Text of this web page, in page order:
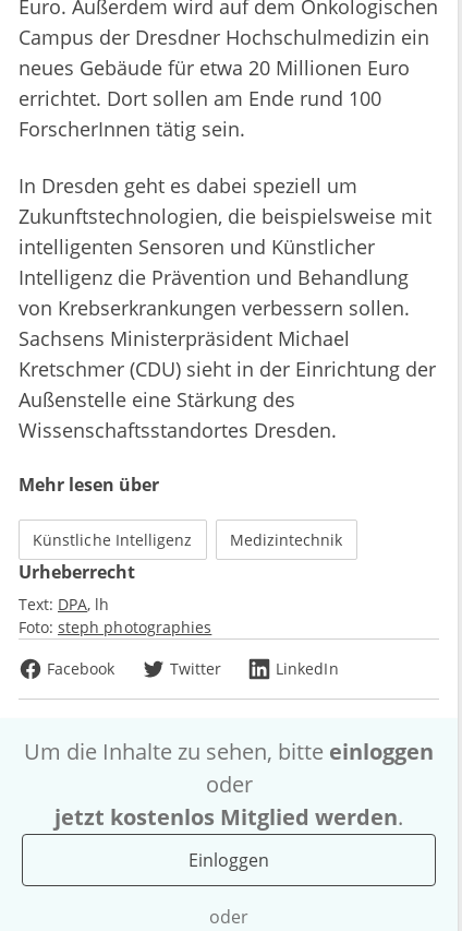
Euro. Außerdem wird auf dem Onkologischen
Campus der Dresdner Hochschulmedizin ein
neues Gebäude für etwa 20 Millionen Euro
errichtet. Dort sollen am Ende rund 100
ForscherInnen tätig sein.
In Dresden geht es dabei speziell um
Zukunftstechnologien, die beispielsweise mit
intelligenten Sensoren und Künstlicher
Intelligenz die Prävention und Behandlung
von Krebserkrankungen verbessern sollen.
Sachsens Ministerpräsident Michael
Kretschmer (CDU) sieht in der Einrichtung der
Außenstelle eine Stärkung des
Wissenschaftsstandortes Dresden.
Mehr lesen über
Künstliche Intelligenz Medizintechnik
Urheberrecht
Text: DPA lh
Foto: steph photographies
Facebook
Twitter LinkedIn
Um die Inhalte zu sehen, bitte einloggen
oder
jetzt kostenlos Mitglied werden.
Einloggen
oder